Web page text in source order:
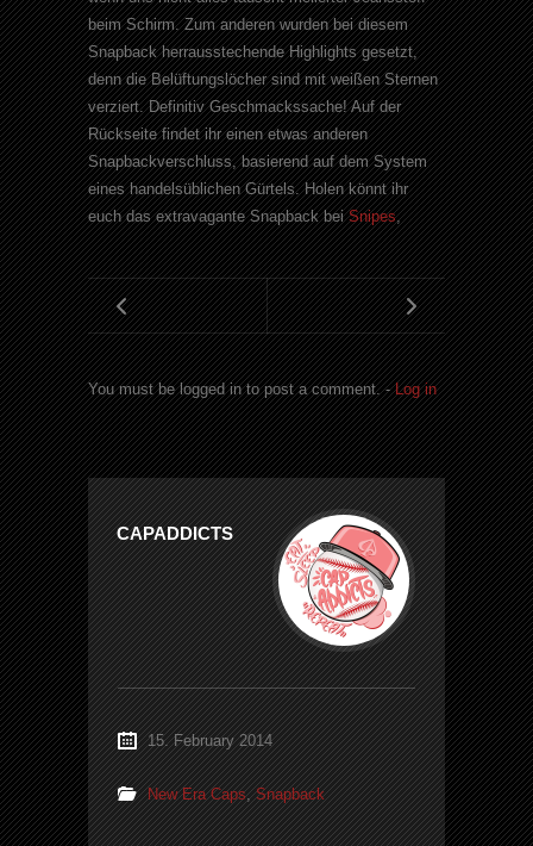
beim Schirm. Zum anderen wurden bei diesem
Snapback herrausstechende Highlights gesetzt,
denn die Belüftungslöcher sind mit weißen Sternen
verziert. Definitiv Geschmackssache! Auf der
Rückseite findet ihr einen etwas anderen
Snapbackverschluss, basierend auf dem System
eines handelsüblichen Gürtels. Holen könnt ihr
euch das extravagante Snapback beiSnipes,
You must be logged in to post a comment. -Log in
CAPADDICTS
15. February 2014
New Era Caps,Snapback